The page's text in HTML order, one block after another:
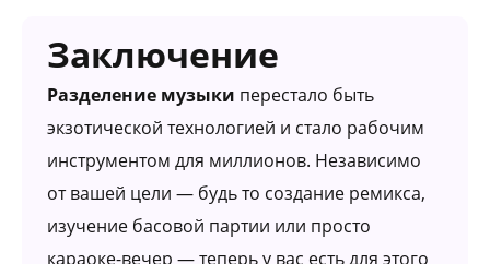
Заключение
Разделение музыки перестало быть
экзотической технологией и стало рабочим
инструментом для миллионов. Независимо
от вашей цели — будь то создание ремикса,
изучение басовой партии или просто
караоке-вечер — теперь у вас есть для этого